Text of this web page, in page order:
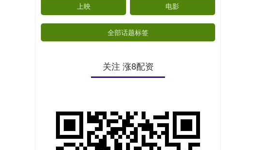
上映 电影
全部话题标签
关注 涨8配资